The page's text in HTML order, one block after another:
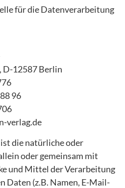
für die Datenverarbeitung
D-12587 Berlin
96
verlag.de
die natürliche oder
oder gemeinsam mit
und Mittel der Verarbeitung
Daten (z.B. Namen, E-Mail-